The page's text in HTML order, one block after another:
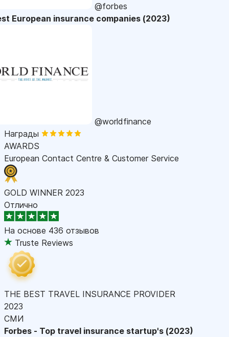
@forbes
European insurance companies (2023)
@worldfinance
Награды
AWARDS
European Contact Centre & Customer Service
GOLD WINNER 2023
Отлично
На основе 436 отзывов
Truste Reviews
THE BEST TRAVEL INSURANCE PROVIDER
2023
СМИ
Forbes - Top travel insurance startup's (2023)